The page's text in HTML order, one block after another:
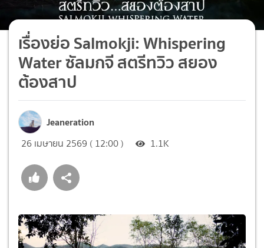
เรื่องย่อ Salmokji: Whispering
Water ซัลมกจี สตรีทวิว สยอง
ต้องสาป
Jeaneration
26 เมษายน 2569 ( 12:00 ) 1.1K